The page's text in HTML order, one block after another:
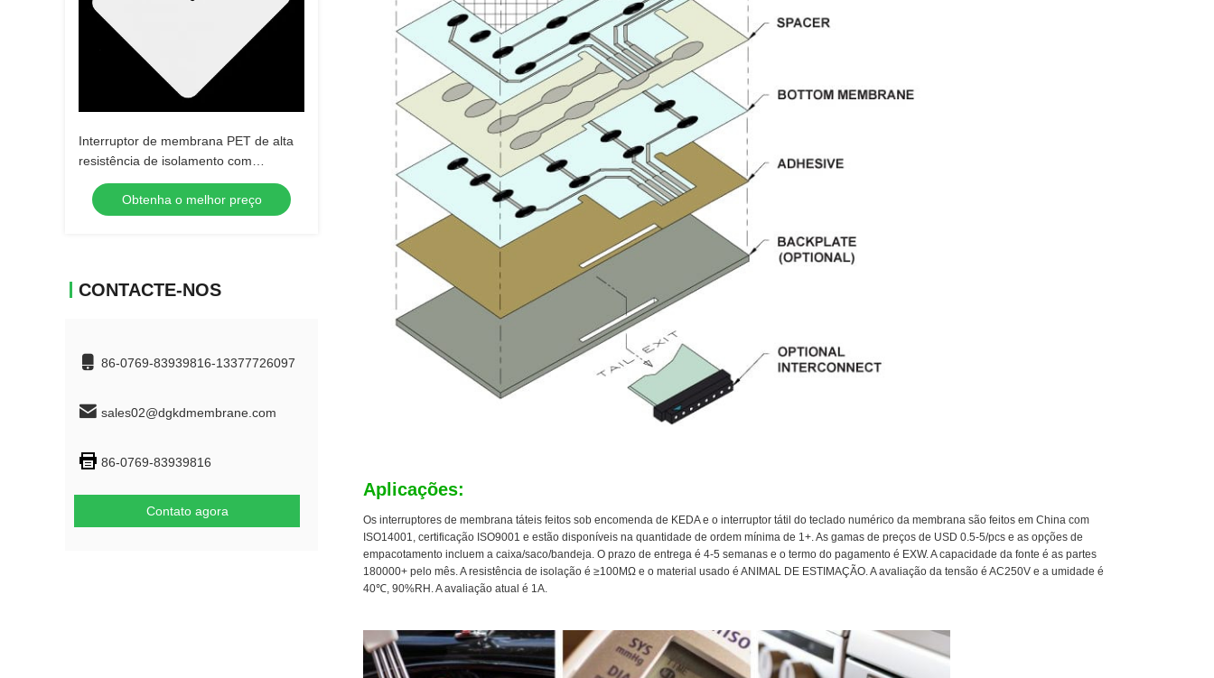
Interruptor de membrana PET de alta
resistência de isolamento com
impressão fosca e impressão digital
sem LEDs ou personalização
Obtenha o melhor preço
CONTACTE-NOS
86-0769-83939816-13377726097
sales02@dgkdmembrane.com
86-0769-83939816
Contato agora
Aplicações:
Os interruptores de membrana táteis feitos sob encomenda de KEDA e o interruptor tátil do teclado numérico da membrana são feitos em China com
ISO14001, certificação ISO9001 e estão disponíveis na quantidade de ordem mínima de 1+. As gamas de preços de USD 0.5-5/pcs e as opções de
empacotamento incluem a caixa/saco/bandeja. O prazo de entrega é 4-5 semanas e o termo do pagamento é EXW. A capacidade da fonte é as partes
180000+ pelo mês. A resistência de isolação é ≥100MΩ e o material usado é ANIMAL DE ESTIMAÇÃO. A avaliação da tensão é AC250V e a umidade é
40℃, 90%RH. A avaliação atual é 1A.